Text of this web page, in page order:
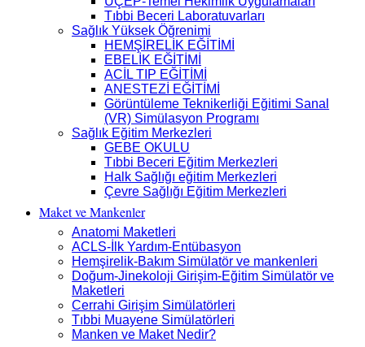
Tıbbi Beceri Laboratuvarları
Sağlık Yüksek Öğrenimi
HEMŞİRELİK EĞİTİMİ
EBELİK EĞİTİMİ
ACİL TIP EĞİTİMİ
ANESTEZİ EĞİTİMİ
Görüntüleme Teknikerliği Eğitimi Sanal
(VR) Simülasyon Programı
Sağlık Eğitim Merkezleri
GEBE OKULU
Tıbbi Beceri Eğitim Merkezleri
Halk Sağlığı eğitim Merkezleri
Çevre Sağlığı Eğitim Merkezleri
Maket ve Mankenler
Anatomi Maketleri
ACLS-İlk Yardım-Entübasyon
Hemşirelik-Bakım Simülatör ve mankenleri
Doğum-Jinekoloji Girişim-Eğitim Simülatör ve
Maketleri
Cerrahi Girişim Simülatörleri
Tıbbi Muayene Simülatörleri
Manken ve Maket Nedir?